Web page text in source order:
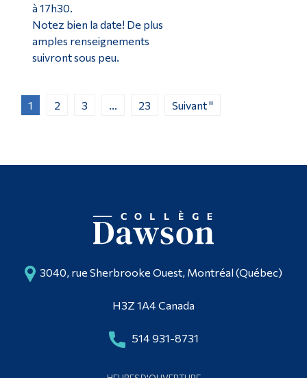
à 17h30.
Notez bien la date! De plus
amples renseignements
suivront sous peu.
1 2 3 23 Suivant "
3040, rue Sherbrooke Ouest, Montréal (Québec)
H3Z 1A4 Canada
514 931-8731